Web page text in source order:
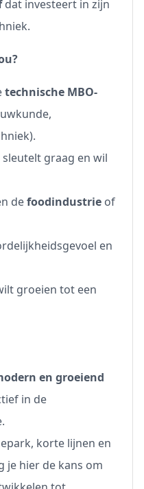
dat investeert in zijn
technische MBO-
graag en wil
defoodindustrie of
en
groeien tot een
en groeiend
in de
korte lijnen en
je hier de kans om